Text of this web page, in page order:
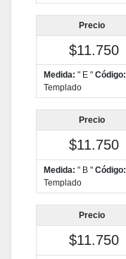
Precio
$11.750
Medida: " E " Código:
Templado
Precio
$11.750
Medida: " B " Código:
Templado
Precio
$11.750